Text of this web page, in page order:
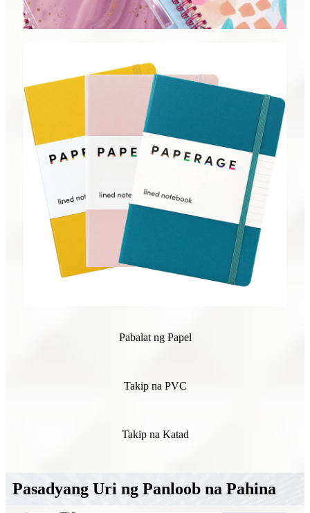
Pabalat ng Papel
Takip na PVC
Takip na Katad
Pasadyang Uri ng Panloob na Pahina